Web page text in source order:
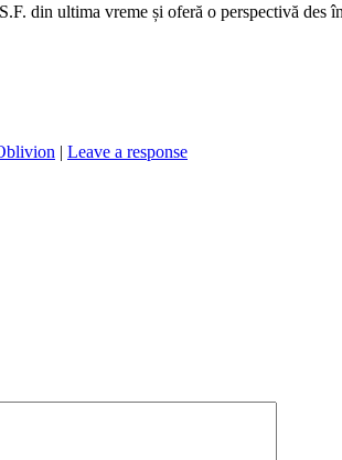
din ultima vreme și oferă o perspectivă
| Leave a response